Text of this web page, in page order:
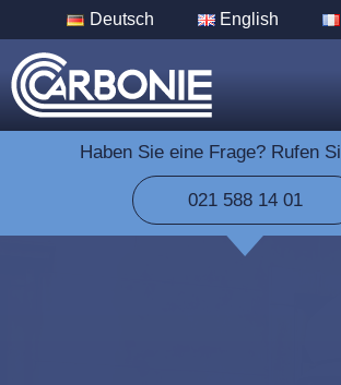
Deutsch English
Haben Sie eine Frage? Rufen
021 588 14 01